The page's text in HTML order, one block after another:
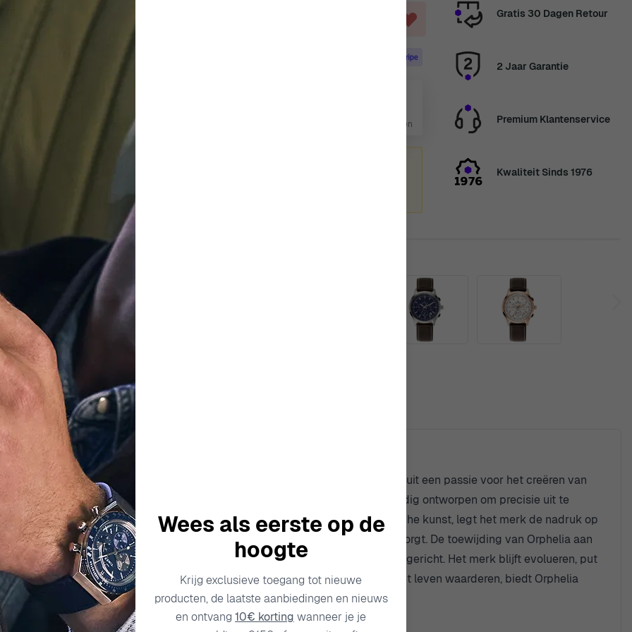
4 Dag, 10 Uur, 27 Minuten
Gratis 30 Dagen Retour
2 Jaar Garantie
Premium Klantenservice
Kwaliteit Sinds 1976
Description Specificaties
horloges, waar traditie en moderne innovatie samenkomen. Opgericht vanuit een passie voor het creëren van
vakmanschap en een scherp oog voor esthetiek. Elk stuk is zorgvuldig ontworpen om precisie uit te
divers publiek aanspreekt. Met wortels die diep geworteld zijn in horologische kunst, legt het merk de nadruk op
wat de duurzaamheid en betrouwbaarheid van elk horloge waarborgt. De toewijding van Orphelia aan
die zowel voor dagelijkse dragers als veeleisende verzamelaars zijn gericht. Het merk blijft evolueren, put
het trouw blijft aan zijn erfgoed. Voor degenen die de fijnere dingen in het leven waarderen, biedt Orphelia
waardoor ze symbolen worden van persoonlijke identiteit en expressie.
Wees als eerste op de
hoogte
Krijg exclusieve toegang tot nieuwe
producten, de laatste aanbiedingen en nieuws
en ontvang 10€ korting wanneer je je